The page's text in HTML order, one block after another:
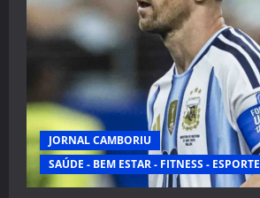
JORNAL CAMBORIU
SAÚDE - BEM ESTAR - FITNESS - ESPORTE